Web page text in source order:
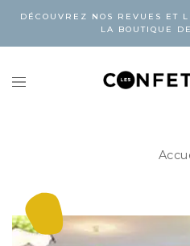
DÉCOUVREZ NOS REVUES ET
LA BOUTIQUE